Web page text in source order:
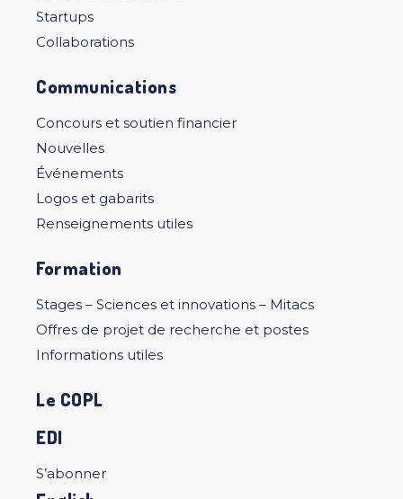
Startups
Collaborations
Communications
Concours et soutien financier
Nouvelles
Événements
Logos et gabarits
Renseignements utiles
Formation
Stages – Sciences et innovations – Mitacs
Offres de projet de recherche et postes
Informations utiles
Le COPL
EDI
S’abonner